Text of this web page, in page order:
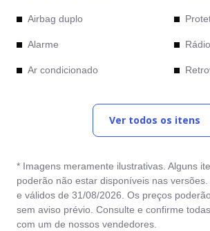
Airbag duplo
Alarme
Ar condicionado
Computador de bordo
Direção Elétrica
Direção hidráulica
Entrada USB
Rádio
Ver todos os itens
* Imagens meramente ilustrativas. Alguns
poderão não estar disponíveis nas
e válidos de 31/08/2026. Os preços
sem aviso prévio. Consulte e confirme
com um de nossos vendedores.